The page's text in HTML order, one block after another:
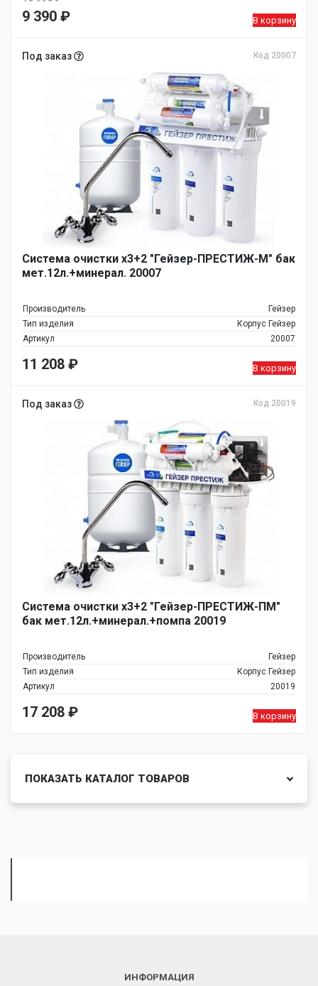
Первоначальная
составляла
9 390 ₽
цена:
В корзину
Под заказ Код 20007
Система очистки х3+2 "Гейзер-ПРЕСТИЖ-М" бак
мет.12л.+минерал. 20007
Производитель
Гейзер
Тип изделия
Корпус Гейзер
Артикул
20007
11 208 ₽ В корзину
Под заказ Код 20019
Система очистки х3+2 "Гейзер-ПРЕСТИЖ-ПМ"
бак мет.12л.+минерал.+помпа 20019
Производитель
Гейзер
Тип изделия
Корпус Гейзер
Артикул
20019
17 208 ₽ В корзину
ПОКАЗАТЬ КАТАЛОГ ТОВАРОВ
ИНФОРМАЦИЯ